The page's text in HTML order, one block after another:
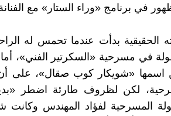
في برنامج «وراء الستار» مع
الحقيقية بدأت عندما تحمس له
في مسرحية «السكرتير الفني»،
اسمها «شويكار كوب صقال»، على
لكن لظروف طارئة اضطر
المسرحية لفؤاد المهندس